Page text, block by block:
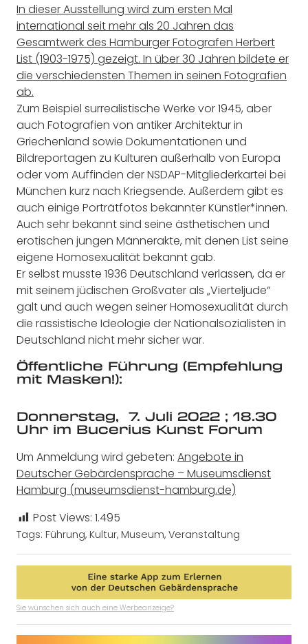
In dieser Ausstellung wird zum ersten Mal
international seit mehr als 20 Jahren das
Gesamtwerk des Hamburger Fotografen Herbert
List (1903-1975) gezeigt. In über 30 Jahren bildete er
die verschiedensten Themen in seinen Fotografien
ab.
Zum Beispiel surrealistische Werke vor 1945, aber
auch Fotografien von antiker Architektur in
Griechenland sowie Dokumentationen und
Bildreportagen zu Kulturen außerhalb von Europa
oder vom Auffinden der NSDAP-Mitgliederkartei bei
München kurz nach Kriegsende. Außerdem gibt es
auch einige Porträtfotos bekannter Künstler*innen.
Auch sehr bekannt sind seine ästhetischen und
erotischen jungen Männerakte, mit denen List seine
eigene Homosexualität bekannt gab.
Er selbst musste 1936 Deutschland verlassen, da er
mit seinem jüdischen Großvater als „Vierteljude“
galt und auch wegen seiner Homosexualität durch
die rassistische Ideologie der Nationalsozialisten in
Deutschland nicht mehr sicher war.
Öffentliche Führung (Empfehlung
mit Masken!):
Donnerstag, 7. Juli 2022 ; 18.30
Uhr im Bucerius Kunst Forum
Um Anmeldung wird gebeten: Angebote in
Deutscher Gebärdensprache – Museumsdienst
Hamburg (museumsdienst-hamburg.de)
Post Views: 1.495
Tags: Führung, Kultur, Museum, Veranstaltung
Sie wünschen sich auch eine Werbeanzeige?